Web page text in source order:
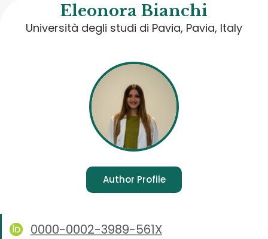
Eleonora Bianchi
Università degli studi di Pavia, Pavia, Italy
Author Profile
0000-0002-3989-561X